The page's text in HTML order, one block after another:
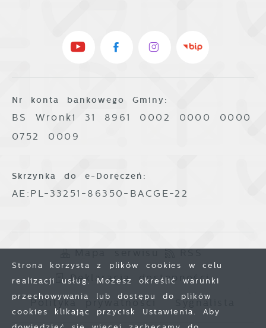
Nr konta bankowego Gminy:
BS Wronki 31 8961 0002 0000 0000
0752 0009
Skrzynka do e-Doręczeń:
AE:PL-33251-86350-BACGE-22
Mapa serwisu RSS
Deklaracja dostępności
Polityka prywatności Sygnalista
Strona korzysta z plików cookies w celu
realizacji usług. Możesz określić warunki
przechowywania lub dostępu do plików
cookies klikając przycisk Ustawienia. Aby